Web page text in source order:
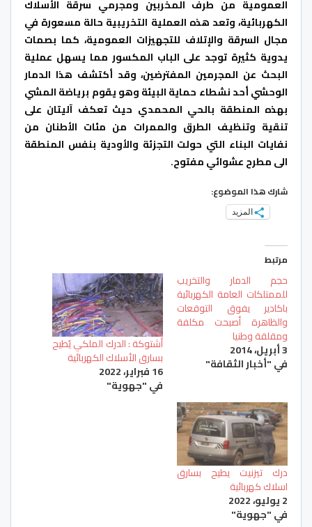
العمومية من طرف المخربين ومجرمي سرقة الأسلاك
الكهربائية، وتعد هذه العملية التخريبية حالة مسعورة في
مجال السرقة والإتلاف للتجهيزات العمومية، كما بصمات
يدوية كثيرة توجد على الباب المكسور مما يسهل عملية
البحث عن المجرمين المفترضين، وقد أكتشف هذا الدمار
الوحشي أحد نشطاء حماية البيئة وهو يقوم برياضة المشي
بهذه المنطقة بالحي المحمدي حيث تعكف آليتان على
تنقية وتنظيف الطرق والممرات من مئات الأطنان من
نفايات البناء التي حولت التجزئة والأودية بنفس المنطقة
الى مطرح عشوائي مفتوح.
شارك هذا الموضوع:
المزيد
مرتبط
حجم الدمار والتخريب
للممتلكات العامة الكهربائية
باكادير يفوق التوقعات
والظاهرة أصبحت مكلفة
ومقلقة وطنيا
3 أبريل، 2014
في "أخبار الثقافة"
أشتوكة : الدرك الملكي يُطيح
بسارق الأسلاك الكهربائية
16 فبراير، 2022
في "جهوية"
درك تيزنيت يطيح بسارق
اسلاك كهربائية
2 يوليو، 2022
في "جهوية"